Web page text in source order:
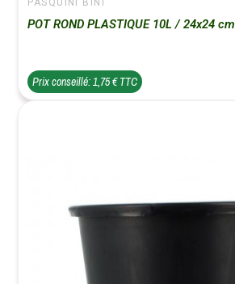
PASQUINI BINI
POT ROND PLASTIQUE 10L / 24x24 cm
Prix conseillé: 1,75 € TTC